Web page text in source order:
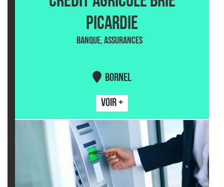
PICARDIE
BANQUE, ASSURANCES
BORNEL
VOIR +